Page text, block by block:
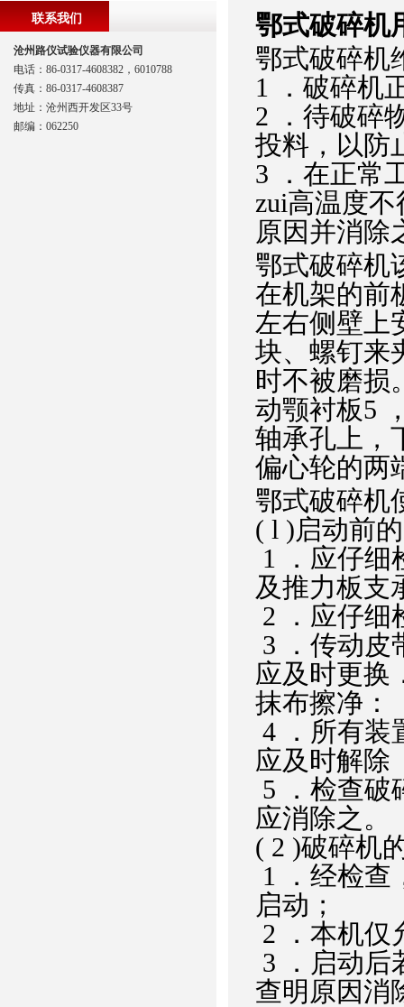
鄂式破碎机
鄂式破碎机
1 ．破碎机
2 ．待破碎
投料，以防
3 ．在正常
zui高温度
原因并消除
鄂式破碎机
在机架的前
左右侧壁上
块、螺钉来
时不被磨损
动颚衬板5
轴承孔上，
偏心轮的两
鄂式破碎机
( l )启动前
1 ．应仔细
及推力板支
2 ．应仔细
3 ．传动皮
应及时更换
抹布擦净：
4 ．所有装
应及时解除
5 ．检查破
应消除之。
( 2 )破碎机
1 ．经检查
启动；
2 ．本机仅
3 ．启动后
查明原因消
联系我们
沧州路仪试验仪器有限公司
电话：86-0317-4608382，6010788
传真：86-0317-4608387
地址：沧州西开发区33号
邮编：062250